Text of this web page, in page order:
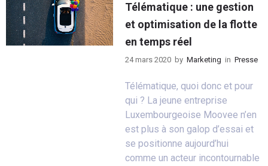
Télématique : une gestion
et optimisation de la flotte
en temps réel
24 mars 2020 by Marketing in Presse
Télématique, quoi donc et pour
qui ? La jeune entreprise
Luxembourgeoise Moovee n’en
est plus à son galop d’essai et
se positionne aujourd’hui
comme un acteur incontournable